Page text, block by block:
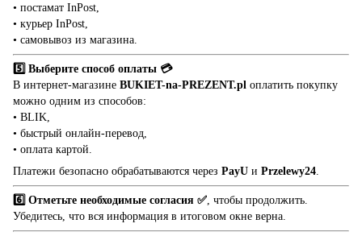
• постамат InPost,
• курьер InPost,
• самовывоз из магазина.
5️⃣ Выберите способ оплаты 💳
В интернет-магазине BUKIET-na-PREZENT.pl оплатить покупку
можно одним из способов:
• BLIK,
• быстрый онлайн-перевод,
• оплата картой.
Платежи безопасно обрабатываются через PayU и Przelewy24
6️⃣ Отметьте необходимые согласия ✅ , чтобы продолжить.
Убедитесь, что вся информация в итоговом окне верна.